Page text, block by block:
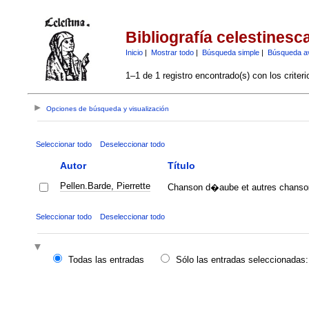
Bibliografía
Inicio| Mostrar todo| Búsqueda simple| Búsqueda
1–1 de 1 registro encontrado(s) con los
Opciones de búsqueda y visualización
Seleccionar todo Deseleccionar todo
Autor Título
Pellen.Barde, Pierrette Chanson d�aube et autres
Seleccionar todo Deseleccionar todo
Todas las entradas
Sólo las entradas seleccionadas: